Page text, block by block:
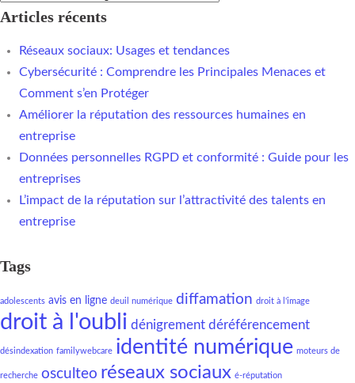
Articles récents
Réseaux sociaux: Usages et tendances
Cybersécurité : Comprendre les Principales Menaces et
Comment s’en Protéger
Améliorer la réputation des ressources humaines en
entreprise
Données personnelles RGPD et conformité : Guide pour les
entreprises
L’impact de la réputation sur l’attractivité des talents en
entreprise
Tags
adolescents avis en ligne deuil numérique diffamation droit à l'image
droit à l'oubli dénigrement déréférencement
désindexation familywebcare identité numérique moteurs de
recherche osculteo réseaux sociaux é-réputation